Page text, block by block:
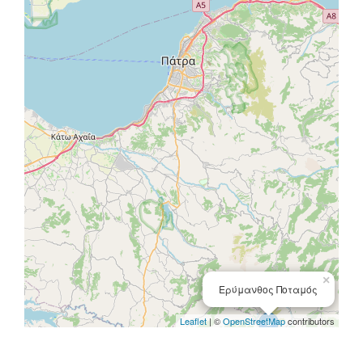
Ερύμανθος Ποταμός
×
Leaflet | ©OpenStreetMapcontributors